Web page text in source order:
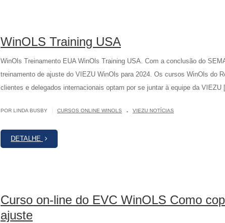
WinOLS Training USA
WinOls Treinamento EUA WinOls Training USA. Com a conclusão do
treinamento de ajuste do VIEZU WinOls para 2024. Os cursos WinOls do
clientes e delegados internacionais optam por se juntar à equipe da VIEZU
POR LINDA BUSBY CURSOS ONLINE WINOLS . VIEZU NOTÍCIAS
DETALHE
Curso on-line do EVC WinOLS Como
ajuste